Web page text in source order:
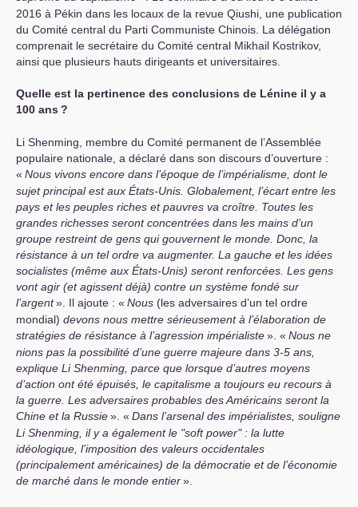
2016 à Pékin dans les locaux de la revue Qiushi, une publication
du Comité central du Parti Communiste Chinois. La délégation
comprenait le secrétaire du Comité central Mikhail Kostrikov,
ainsi que plusieurs hauts dirigeants et universitaires.
Quelle est la pertinence des conclusions de Lénine il y a
100 ans?
Li Shenming, membre du Comité permanent de l’Assemblée
populaire nationale, a déclaré dans son discours d’ouverture :
« Nous vivons encore dans l’époque de l’impérialisme, dont le
sujet principal est aux États-Unis. Globalement, l’écart entre les
pays et les peuples riches et pauvres va croître. Toutes les
grandes richesses seront concentrées dans les mains d’un
groupe restreint de gens qui gouvernent le monde. Donc, la
résistance à un tel ordre va augmenter. La gauche et les idées
socialistes (même aux États-Unis) seront renforcées. Les gens
vont agir (et agissent déjà) contre un système fondé sur
l’argent». Il ajoute : « Nous (les adversaires d’un tel ordre
mondial) devons nous mettre sérieusement à l’élaboration de
stratégies de résistance à l’agression impérialiste». « Nous ne
nions pas la possibilité d’une guerre majeure dans 3-5 ans,
explique Li Shenming, parce que lorsque d’autres moyens
d’action ont été épuisés, le capitalisme a toujours eu recours à
la guerre. Les adversaires probables des Américains seront la
Chine et la Russie». « Dans l’arsenal des impérialistes, souligne
Li Shenming, il y a également le "soft power" : la lutte
idéologique, l’imposition des valeurs occidentales
(principalement américaines) de la démocratie et de l’économie
de marché dans le monde entier».